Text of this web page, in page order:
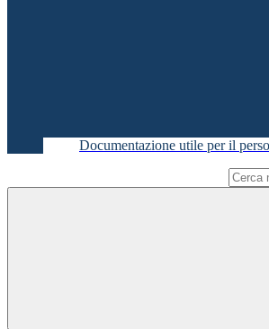
Documentazione utile per il